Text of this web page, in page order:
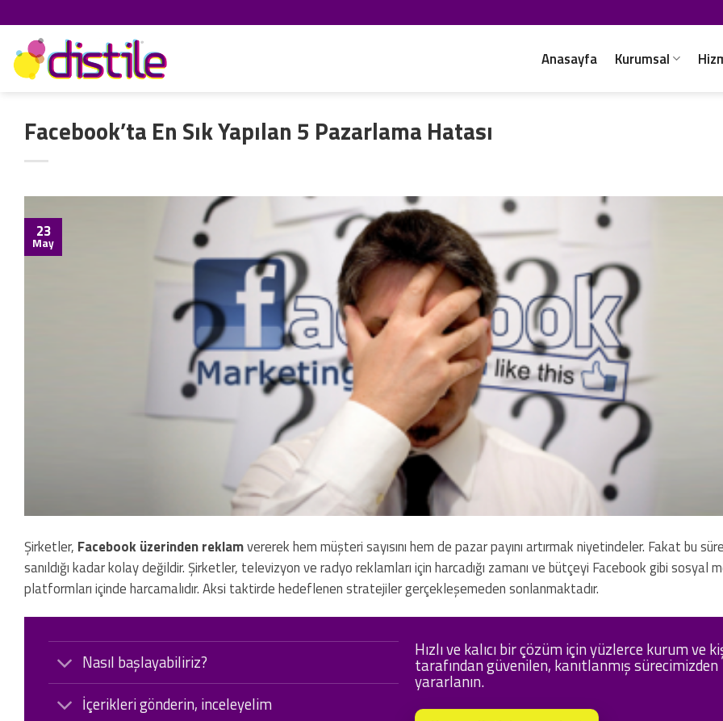
atla
Anasayfa Kurumsal
Facebook’ta En Sık Yapılan 5 Pazarlama Hatası
23
May
Şirketler, Facebook üzerinden reklamvererek hem müşteri sayısını hem de pazar payını artırmak niyetindeler. Fakat bu
sanıldığı kadar kolay değildir. Şirketler, televizyon ve radyo reklamları için harcadığı zamanı ve bütçeyi Facebook gibi sosyal
platformları içinde harcamalıdır. Aksi taktirde hedeflenen stratejiler gerçekleşemeden sonlanmaktadır.
Nasıl başlayabiliriz?
İçerikleri gönderin, inceleyelim
Hızlı ve kalıcı bir çözüm için yüzlerce kurum ve
tarafından güvenilen, kanıtlanmış sürecimizden
yararlanın.